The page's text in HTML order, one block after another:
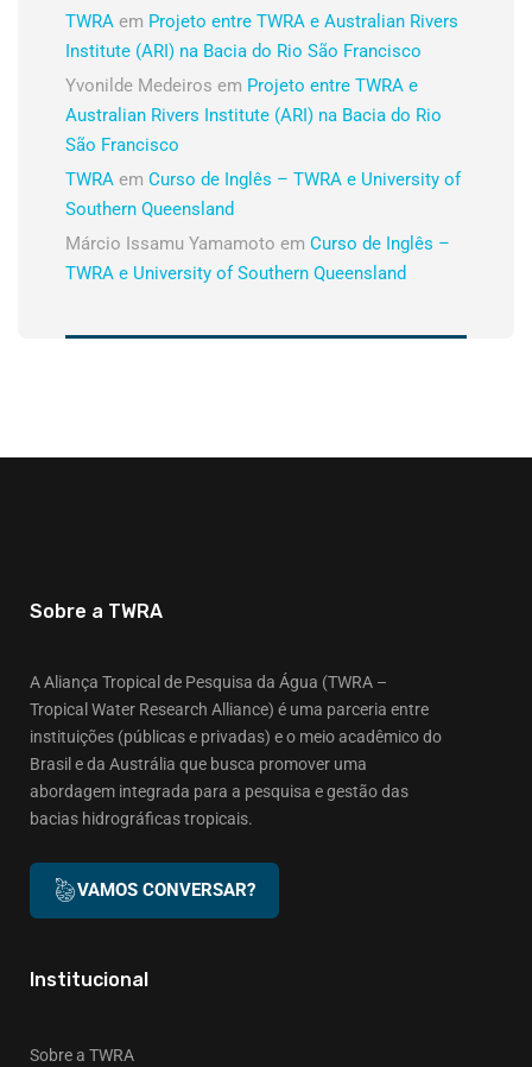
TWRA em Projeto entre TWRA e Australian Rivers
Institute (ARI) na Bacia do Rio São Francisco
Yvonilde Medeiros em Projeto entre TWRA e
Australian Rivers Institute (ARI) na Bacia do Rio
São Francisco
TWRA em Curso de Inglês – TWRA e University of
Southern Queensland
Márcio Issamu Yamamoto em Curso de Inglês –
TWRA e University of Southern Queensland
Sobre a TWRA
A Aliança Tropical de Pesquisa da Água (TWRA –
Tropical Water Research Alliance) é uma parceria entre
instituições (públicas e privadas) e o meio acadêmico do
Brasil e da Austrália que busca promover uma
abordagem integrada para a pesquisa e gestão das
bacias hidrográficas tropicais.
VAMOS CONVERSAR?
Institucional
Sobre a TWRA